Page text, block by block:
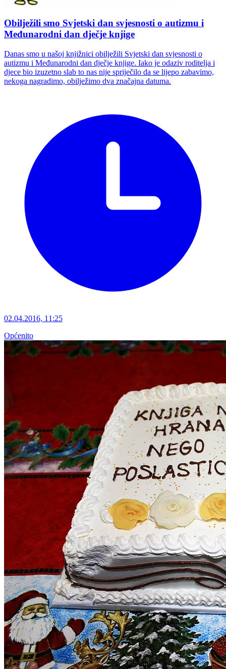
Obilježili smo Svjetski dan svjesnosti o autizmu i
Međunarodni dan dječje knjige
Danas smo u našoj knjižnici obilježili Svjetski dan svjesnosti o
autizmu i Međunarodni dan dječje knjige. Iako je odaziv roditelja i
djece bio izuzetno slab to nas nije spriječilo da se lijepo zabavimo,
nekoga nagradimo, obilježimo dva značajna datuma.
02.04.2016, 11:25
Općenito